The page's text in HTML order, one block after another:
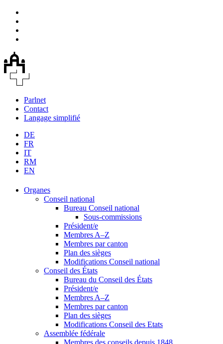
Parlnet
Contact
Langage simplifié
DE
FR
IT
RM
EN
Organes
Conseil national
Bureau Conseil national
Sous-commissions
Président/e
Membres A–Z
Membres par canton
Plan des sièges
Modifications Conseil national
Conseil des États
Bureau du Conseil des États
Président/e
Membres A–Z
Membres par canton
Plan des sièges
Modifications Conseil des Etats
Assemblée fédérale